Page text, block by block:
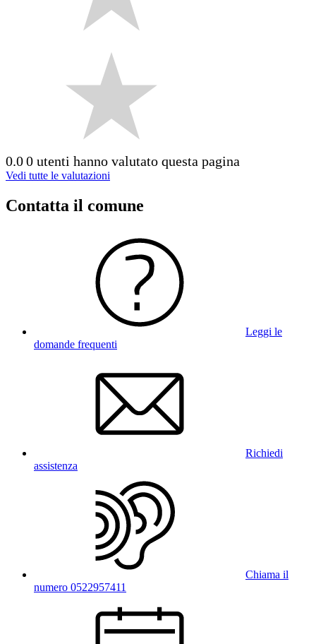
0.00 utenti hanno valutato questa pagina
Vedi tutte le valutazioni
Contatta il comune
Leggi le
domande frequenti
Richiedi
assistenza
Chiama il
numero 0522957411